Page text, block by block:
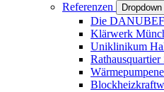
Referenzen
Die
Klärwerk
Uniklinikum
Rathausquartier